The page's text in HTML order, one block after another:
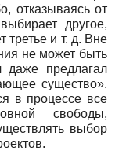
отказываясь от
другое,
третье и т. д. Вне
не может быть
даже предлагал
существо».
в процессе все
свободы,
выбор